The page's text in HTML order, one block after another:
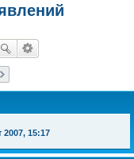
2007, 15:17